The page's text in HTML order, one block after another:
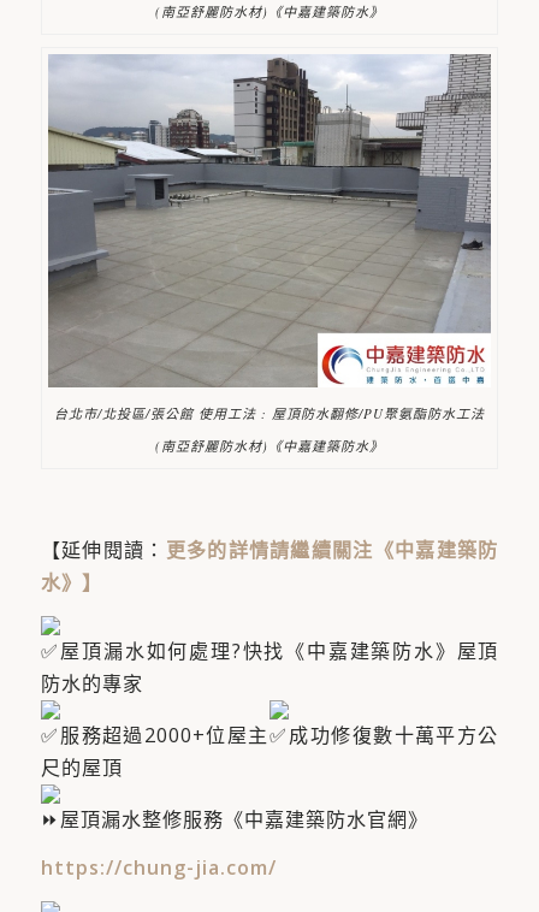
(南亞舒麗防水材)《中嘉建築防水》
台北市/北投區/張公館 使用工法 : 屋頂防水翻修/PU聚氨酯防水工法
(南亞舒麗防水材)《中嘉建築防水》
【延伸閱讀： 更多的詳情請繼續關注《中嘉建築防
水》 】
屋頂漏水如何處理?快找《中嘉建築防水》屋頂
防水的專家
服務超過2000+位屋主​
成功修復數十萬平方公
尺的屋頂
屋頂漏水整修服務《中嘉建築防水官網》
https://chung-jia.com/